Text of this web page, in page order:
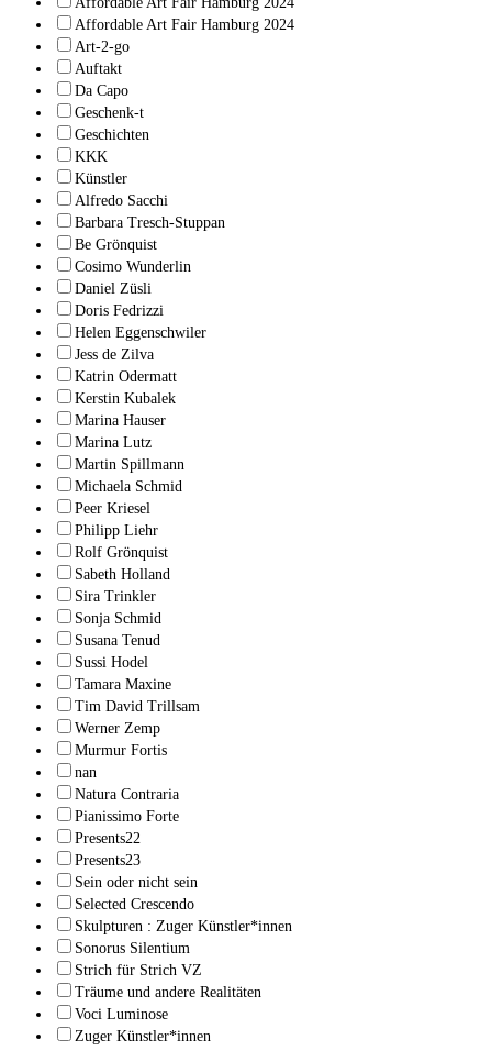
Affordable Art Fair Hamburg 2024
Art-2-go
Auftakt
Da Capo
Geschenk-t
Geschichten
KKK
Künstler
Alfredo Sacchi
Barbara Tresch-Stuppan
Be Grönquist
Cosimo Wunderlin
Daniel Züsli
Doris Fedrizzi
Helen Eggenschwiler
Jess de Zilva
Katrin Odermatt
Kerstin Kubalek
Marina Hauser
Marina Lutz
Martin Spillmann
Michaela Schmid
Peer Kriesel
Philipp Liehr
Rolf Grönquist
Sabeth Holland
Sira Trinkler
Sonja Schmid
Susana Tenud
Sussi Hodel
Tamara Maxine
Tim David Trillsam
Werner Zemp
Murmur Fortis
nan
Natura Contraria
Pianissimo Forte
Presents22
Presents23
Sein oder nicht sein
Selected Crescendo
Skulpturen : Zuger Künstler*innen
Sonorus Silentium
Strich für Strich VZ
Träume und andere Realitäten
Voci Luminose
Zuger Künstler*innen